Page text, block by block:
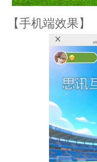
【手机端效果】